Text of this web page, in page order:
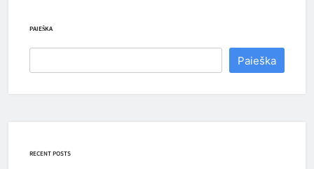
PAIEŠKA
Paieška
RECENT POSTS